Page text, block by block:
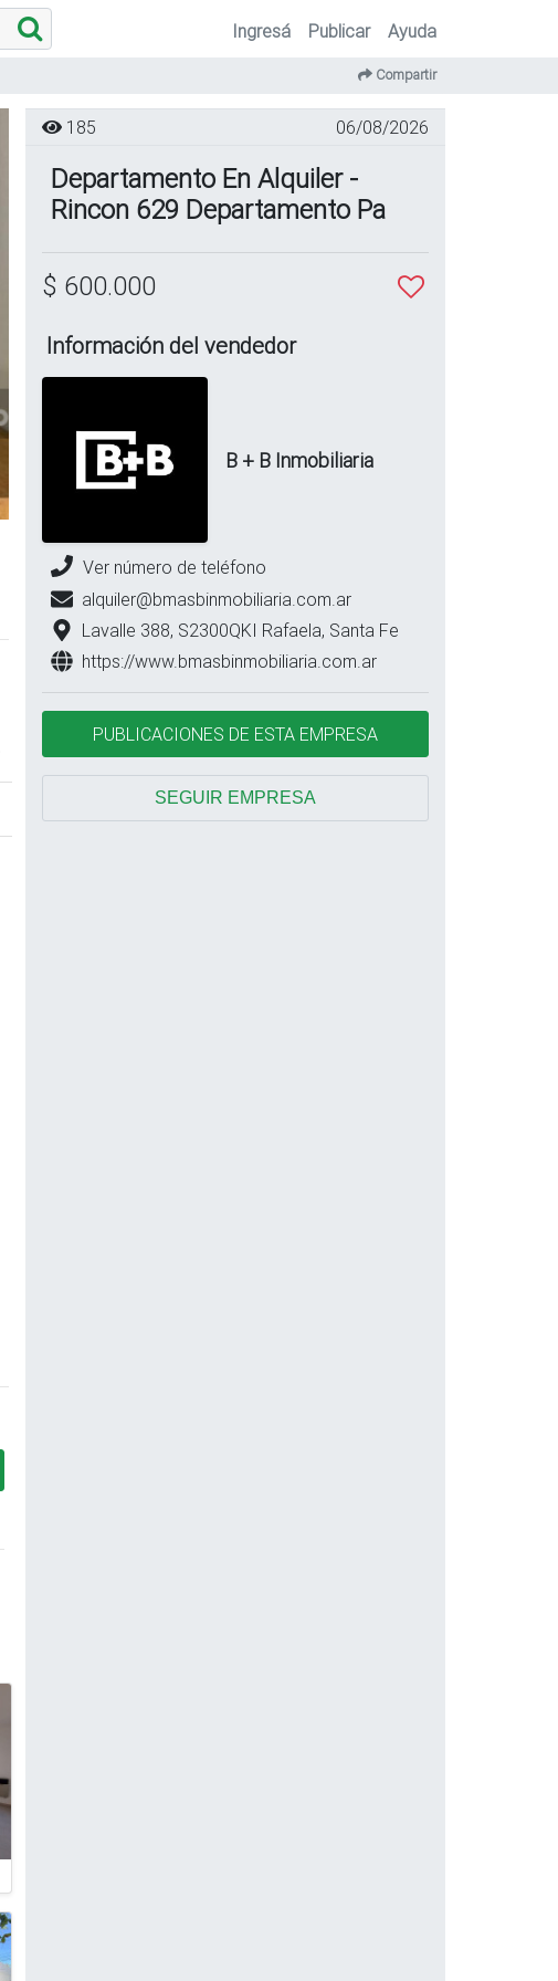
Ingresá Publicar Ayuda
Compartir
185 06/08/2026
Departamento En Alquiler -
Rincon 629 Departamento Pa
$ 600.000
Información del vendedor
B + B Inmobiliaria
Ver número de teléfono
alquiler@bmasbinmobiliaria.com.ar
Lavalle 388, S2300QKI Rafaela, Santa Fe
https://www.bmasbinmobiliaria.com.ar
PUBLICACIONES DE ESTA EMPRESA
SEGUIR EMPRESA